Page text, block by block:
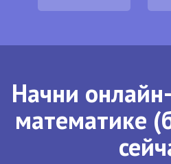
Начни
математике